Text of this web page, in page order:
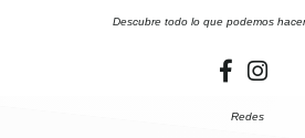
Descubre todo lo que podemos
Redes